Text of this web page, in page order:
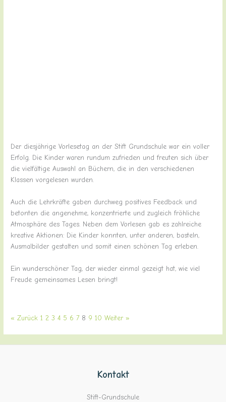
Der diesjährige Vorlesetag an der Stift Grundschule war ein voller
Erfolg. Die Kinder waren rundum zufrieden und freuten sich über
die vielfältige Auswahl an Büchern, die in den verschiedenen
Klassen vorgelesen wurden.
Auch die Lehrkräfte gaben durchweg positives Feedback und
betonten die angenehme, konzentrierte und zugleich fröhliche
Atmosphäre des Tages. Neben dem Vorlesen gab es zahlreiche
kreative Aktionen: Die Kinder konnten, unter anderen, basteln,
Ausmalbilder gestalten und somit einen schönen Tag erleben.
Ein wunderschöner Tag, der wieder einmal gezeigt hat, wie viel
Freude gemeinsames Lesen bringt!
« Zurück 1 2 3 4 5 6 7 8 9 10 Weiter »
Kontakt
Stift-Grundschule